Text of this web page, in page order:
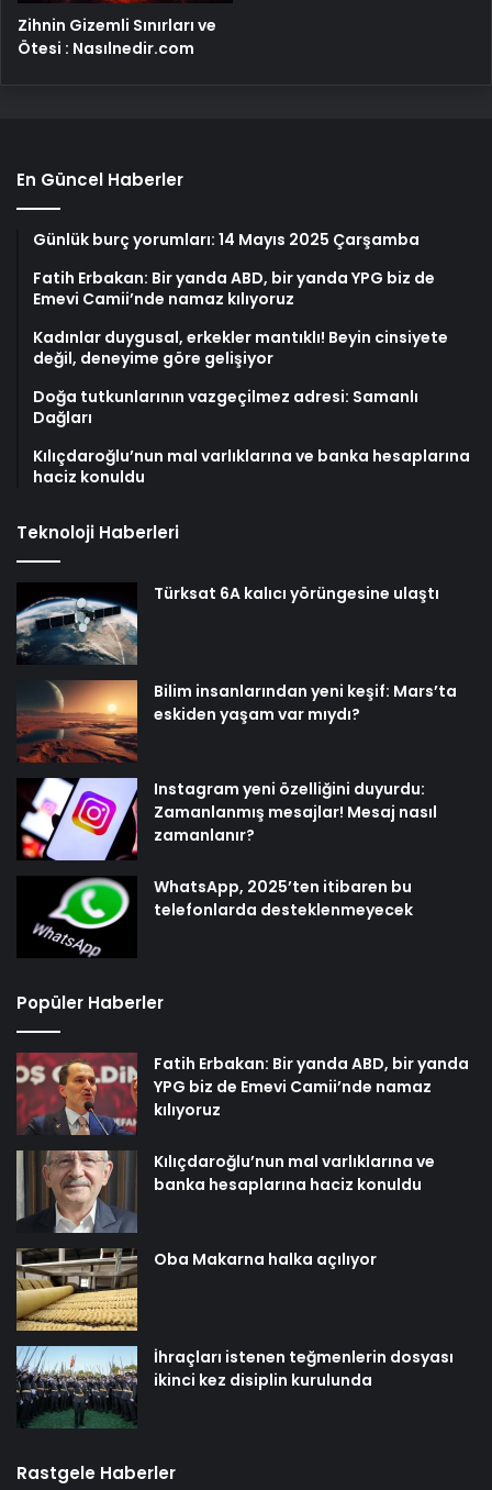
Zihnin Gizemli Sınırları ve
Ötesi : Nasılnedir.com
En Güncel Haberler
Günlük burç yorumları: 14 Mayıs 2025 Çarşamba
Fatih Erbakan: Bir yanda ABD, bir yanda YPG biz de
Emevi Camii’nde namaz kılıyoruz
Kadınlar duygusal, erkekler mantıklı! Beyin cinsiyete
değil, deneyime göre gelişiyor
Doğa tutkunlarının vazgeçilmez adresi: Samanlı
Dağları
Kılıçdaroğlu’nun mal varlıklarına ve banka hesaplarına
haciz konuldu
Teknoloji Haberleri
Türksat 6A kalıcı yörüngesine ulaştı
Bilim insanlarından yeni keşif: Mars’ta
eskiden yaşam var mıydı?
Instagram yeni özelliğini duyurdu:
Zamanlanmış mesajlar! Mesaj nasıl
zamanlanır?
WhatsApp, 2025’ten itibaren bu
telefonlarda desteklenmeyecek
Popüler Haberler
Fatih Erbakan: Bir yanda ABD, bir yanda
YPG biz de Emevi Camii’nde namaz
kılıyoruz
Kılıçdaroğlu’nun mal varlıklarına ve
banka hesaplarına haciz konuldu
Oba Makarna halka açılıyor
İhraçları istenen teğmenlerin dosyası
ikinci kez disiplin kurulunda
Rastgele Haberler